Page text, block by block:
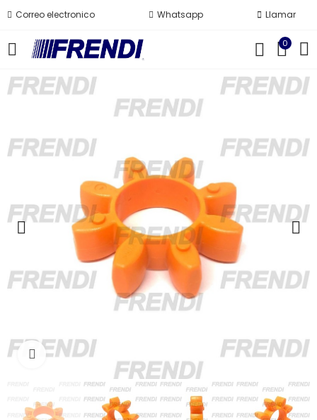
Correo electronico Whatsapp Llamar
0
Click para agrandar